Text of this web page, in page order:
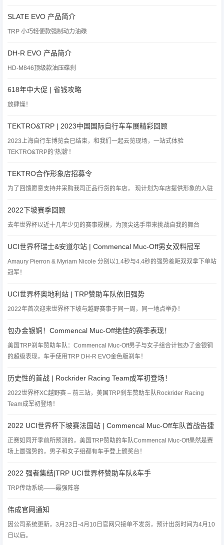
SLATE EVO 产品简介
TRP 小巧轻便款强制动力油碟
DH-R EVO 产品简介
HD-M846顶级款油压碟刹
618年中大促 | 省钱攻略
放肆燥！
TEKTRO&TRP | 2023中国国际自行车车展精彩回顾
2023上海自行车博览会已结束，和我们一起云览现场，一站式体验
TEKTRO&TRP的‘热潮’！
TEKTRO合作形象店招募令
为了回馈愿意支持并采购我司正品行货的车店， 现计划为车店提供形象的入驻
2022下坡赛季回顾
去年世界杯以近十几年少见的赛事规模，为顶尖选手带来挑战自我的舞台
UCI世界杯瑞士&安道尔站 | Commencal Muc-Off男女双料冠军
Amaury Pierron & Myriam Nicole 分别以1.4秒与4.4秒的强势差距双双拿下单站
冠军！
UCI世界杯奥地利站 | TRP赞助车队依旧强势
2022年首次迎来世界杯下坡与越野赛事于同一周，同一地点举办！
包办金银铜！Commencal Muc-Off绝佳的赛季表现！
美国TRP刹车赞助车队：Commencal Muc-Off男子与女子组合计包办了金银铜
的超级表现，车手使用TRP DH-R EVO金色版刹车！
历史性的首战 | Rockrider Racing Team成军初登场！
2022世界杯XC越野赛 – 前三站，美国TRP刹车赞助车队Rockrider Racing
Team成军初登场！
2022 UCI世界杯下坡赛法国站 | Commencal Muc-Off车队首战告捷
正赛如同开季前所预测的，美国TRP赞助的车队Commencal Muc-Off果然是赛
场上最强势的，男子和女子组都有车手登上颁奖台！
2022 强者集结|TRP UCI世界杯赞助车队&车手
TRP传动系统——最强阵容
伟成官网通知
因公司系统更新，3月23日-4月10日官网只接单不发货，预计出货时间为4月10
日以后。